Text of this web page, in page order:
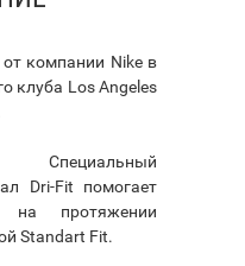
компании Nike в
клуба Los Angeles
Специальный
Dri-Fit помогает
на протяжении
Standart Fit.